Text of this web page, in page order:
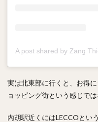
A post shared by Zang
実は北東部に行くと、お得
ョッピング街という感じで
內胡駅近くにはLECCOとい